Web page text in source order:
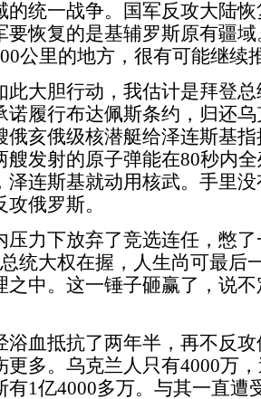
的统一战争。国军反攻大陆
要恢复的是基辅罗斯原有疆
公里的地方，很有可能继续
此大胆行动，我估计是拜登
诺履行布达佩斯条约，归还
俄亥俄级核潜艇给泽连斯基
艘发射的原子弹能在80秒内
泽连斯基就动用核武。手里
俄罗斯。
压力下放弃了竞选连任，憋
统大权在握，人生尚可最后
之中。这一锤子砸赢了，说
浴血抵抗了两年半，再不反
更多。乌克兰人只有4000万
有1亿4000多万。与其一直遭